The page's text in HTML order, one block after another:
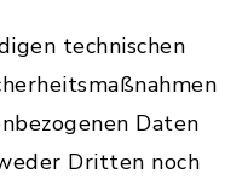
technischen
Daten
Dritten noch